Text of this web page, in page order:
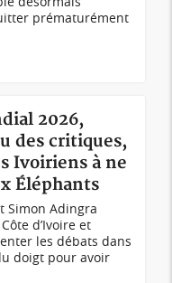
prématurément
2026,
des critiques,
Ivoiriens à ne
Éléphants
Simon Adingra
d’Ivoire et
les débats dans
doigt pour avoir